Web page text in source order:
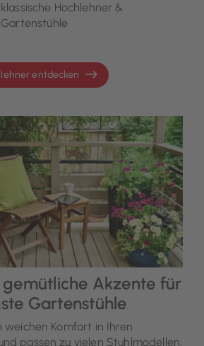
Hochlehner &
entdecken
gemütliche Akzente für
Gartenstühle
weichen Komfort in Ihren
passen zu vielen Stuhlmodellen.